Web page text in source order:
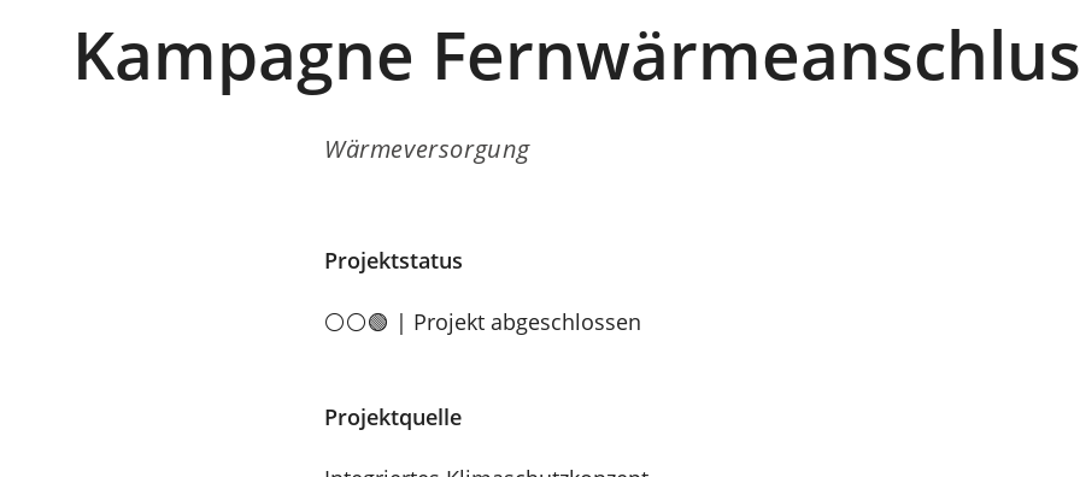
Kampagne
Wärmeversorgung
Projektstatus
⚪⚪🟢 | Projekt abgeschlossen
Projektquelle